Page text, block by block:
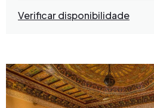
Verificar disponibilidade